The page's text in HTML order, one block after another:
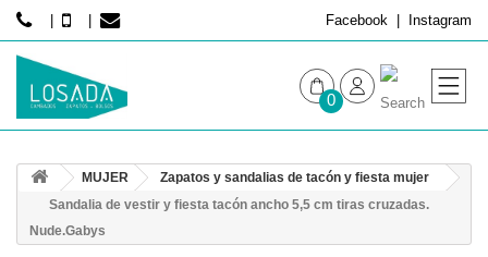
Facebook Instagram
0
HOMBRE
MUJER
Zapatos y sandalias de tacón y fiesta mujer
Sandalia de vestir y fiesta tacón ancho 5,5 cm tiras cruzadas.
Nude.Gabys